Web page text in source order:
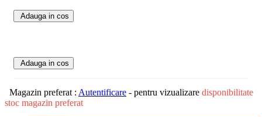
Adauga in cos
Adauga in cos
Magazin preferat : Autentificare - pentru vizualizare disponibilitate
stoc magazin preferat